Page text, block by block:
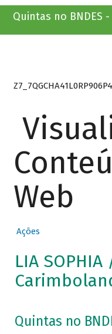
Quintas no BNDES -
Web
Ações
LIA SOPHIA
Quintas no